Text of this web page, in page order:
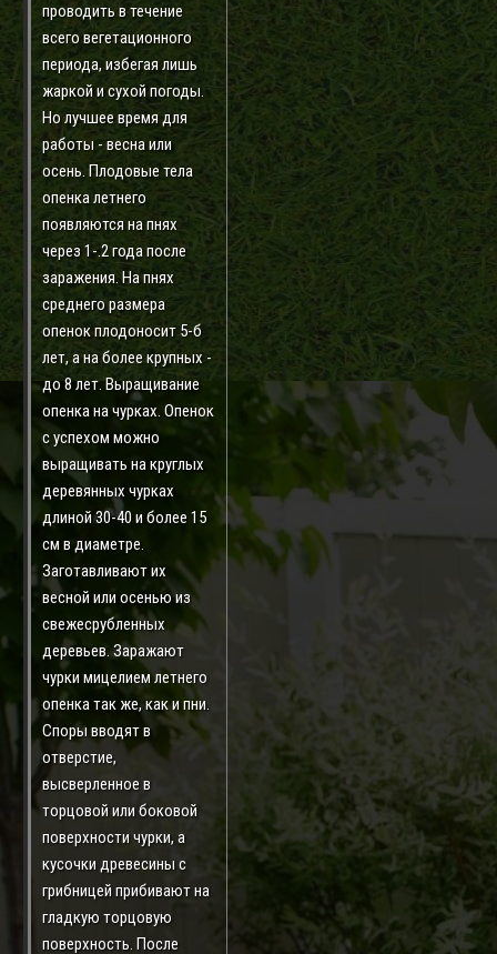
проводить в течение
всего вегетационного
периода, избегая лишь
жаркой и сухой погоды.
Но лучшее время для
работы - весна или
осень. Плодовые тела
опенка летнего
появляются на пнях
через 1-.2 года после
заражения. На пнях
среднего размера
опенок плодоносит 5-б
лет, а на более крупных -
до 8 лет. Выращивание
опенка на чурках. Опенок
с успехом можно
выращивать на круглых
деревянных чурках
длиной 30-40 и более 15
см в диаметре.
Заготавливают их
весной или осенью из
свежесрубленных
деревьев. Заражают
чурки мицелием летнего
опенка так же, как и пни.
Споры вводят в
отверстие,
высверленное в
торцовой или боковой
поверхности чурки, а
кусочки древесины с
грибницей прибивают на
гладкую торцовую
поверхность. После